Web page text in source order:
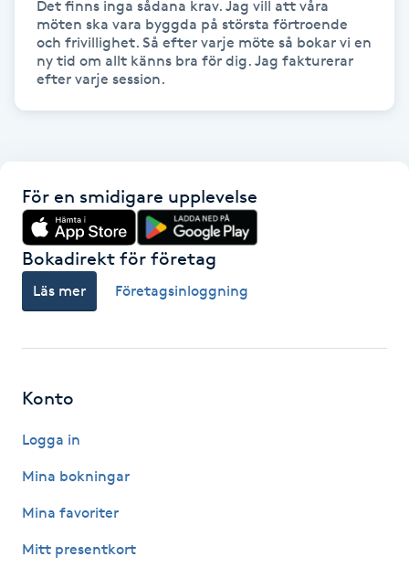
Hårbottenbehandling
Hälsa
Hälsprickor
IR-massage
Japansk massage
Det finns inga sådana krav. Jag vill att våra
möten ska vara byggda på största förtroende
och frivillighet. Så efter varje möte så bokar vi en
ny tid om allt känns bra för dig. Jag fakturerar
efter varje session.
För en smidigare upplevelse
Bokadirekt för företag
Läs mer Företagsinloggning
Konto
Logga in
Mina bokningar
Mina favoriter
Mitt presentkort